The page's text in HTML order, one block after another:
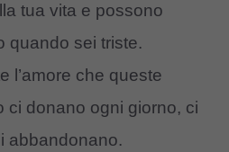
tua vita e possono
quando sei triste.
l’amore che queste
ci donano ogni giorno, ci
abbandonano.